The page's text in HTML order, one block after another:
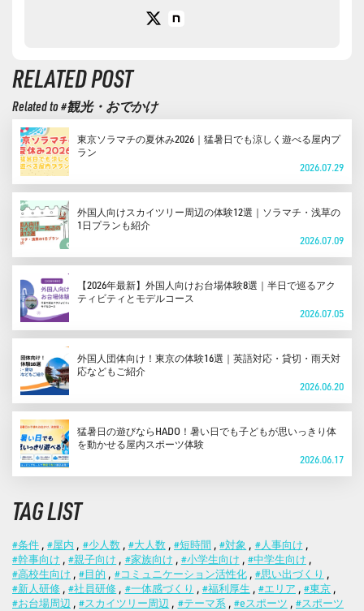
X note
RELATED POST
Related to #観光・おでかけ
東京ソラマチの夏休み2026｜猛暑日でも涼しく遊べる屋内プ
ラン
2026.07.29
外国人向けスカイツリー周辺の体験12選｜ソラマチ・浅草の
1日プランも紹介
2026.07.09
【2026年最新】外国人向けお台場体験8選｜半日で巡るアク
ティビティとモデルコース
2026.07.05
外国人団体向け！東京の体験16選｜英語対応・貸切・雨天対
応などもご紹介
2026.06.20
猛暑日の遊びならHADO！暑い日でも子どもが思いっきり体
を動かせる屋内スポーツ体験
2026.06.17
TAG LIST
#条件 , #屋内 , #少人数 , #大人数 , #短時間 , #対象 , #人事向け ,
#幹事向け , #親子向け , #家族向け , #小学生向け , #中学生向け ,
#高校生向け , #目的 , #コミュニケーション活性化 , #思い出づくり ,
#新人研修 , #社員研修 , #一体感づくり , #福利厚生 , #エリア , #東京 ,
#お台場周辺 , #スカイツリー周辺 , #テーマ系 , #eスポーツ , #スポーツ